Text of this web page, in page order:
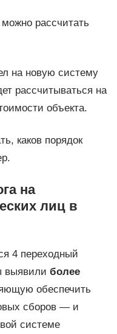
рассчитать
на новую систему
рассчитываться на
объекта.
каков порядок
на
лиц в
4 переходный
выявили более
обеспечить
сборов — и
системе